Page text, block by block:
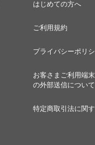
はじめての方へ
ご利用規約
プライバシーポリ
お客さまご利用端
の外部送信について
特定商取引法に関